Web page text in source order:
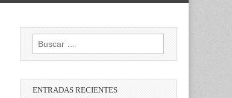
Buscar:
ENTRADAS RECIENTES